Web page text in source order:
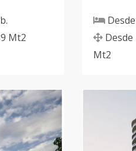
Mt2
Desde
Desde
Mt2